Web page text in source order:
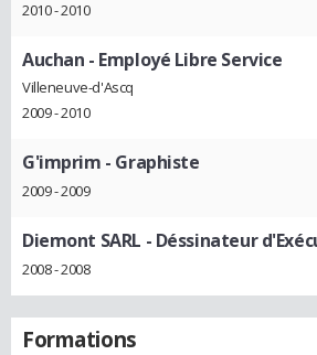
2010 - 2010
Auchan - Employé Libre Service
Villeneuve-d'Ascq
2009 - 2010
G'imprim - Graphiste
2009 - 2009
Diemont SARL - Déssinateur
2008 - 2008
Formations